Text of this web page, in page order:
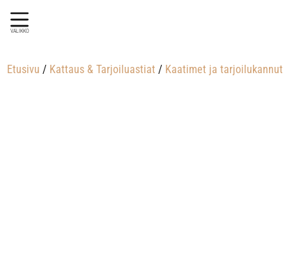
VALIKKO
Etusivu / Kattaus & Tarjoiluastiat / Kaatimet ja tarjoilukannut